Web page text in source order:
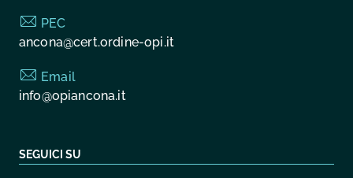
PEC
ancona@cert.ordine-opi.it
Email
info@opiancona.it
SEGUICI SU